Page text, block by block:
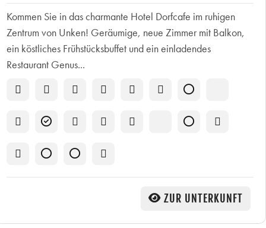
Kommen Sie in das charmante Hotel Dorfcafe im ruhigen
Zentrum von Unken! Geräumige, neue Zimmer mit Balkon,
ein köstliches Frühstücksbuffet und ein einladendes
Restaurant Genus...
ZUR UNTERKUNFT